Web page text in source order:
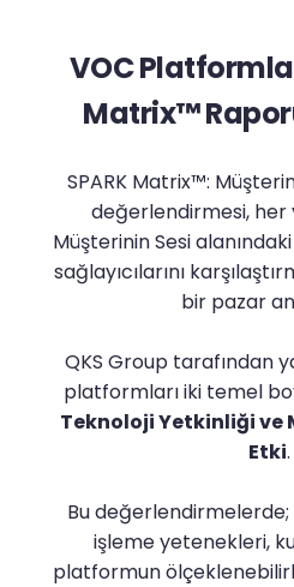
VOC
Matrix™
SPARK Matrix™:
değerlendirmesi, her
Müşterinin Sesi
sağlayıcılarını
bir pazar
QKS Group tarafından
platformları iki temel
Teknoloji Yetkinliği ve
Etki.
Bu
işleme yetenekleri,
platformun